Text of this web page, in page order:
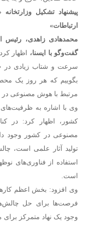
پیشنهاد تشکیل
ارتباطات»
محمدهادی زاهدی،
گفت‌وگو با ایسنا، اظهار
سرعت و شتاب زیادی در
بگوییم که هر روز یک
مرتبط با هوش مصنوعی در
وی با اشاره به ظرفیت‌های
کشور، اظهار کرد: در
مصنوعی در کشور وجود
تولید آثار علمی است،
استفاده از فناوری‌های
است.
وی افزود: بخش اعظم
فرصت‌ها برای حل
وجود یک نهاد متمرکز برای